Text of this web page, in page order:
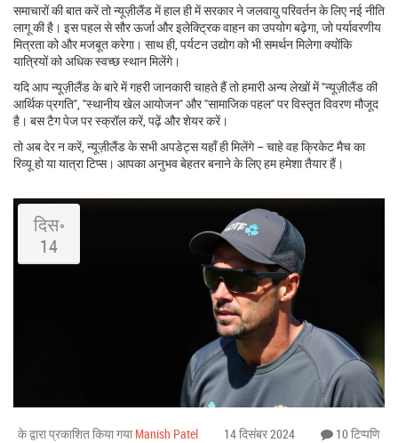
समाचारों की बात करें तो न्यूज़ीलैंड में हाल ही में सरकार ने जलवायु परिवर्तन के लिए नई नीति
लागू की है। इस पहल से सौर ऊर्जा और इलेक्ट्रिक वाहन का उपयोग बढ़ेगा, जो पर्यावरणीय
मित्रता को और मजबूत करेगा। साथ ही, पर्यटन उद्योग को भी समर्थन मिलेगा क्योंकि
यात्रियों को अधिक स्वच्छ स्थान मिलेंगे।
यदि आप न्यूज़ीलैंड के बारे में गहरी जानकारी चाहते हैं तो हमारी अन्य लेखों में "न्यूज़ीलैंड की
आर्थिक प्रगति", "स्थानीय खेल आयोजन" और "सामाजिक पहल" पर विस्तृत विवरण मौजूद
है। बस टैग पेज पर स्क्रॉल करें, पढ़ें और शेयर करें।
तो अब देर न करें, न्यूज़ीलैंड के सभी अपडेट्स यहाँ ही मिलेंगे – चाहे वह क्रिकेट मैच का
रिव्यू हो या यात्रा टिप्स। आपका अनुभव बेहतर बनाने के लिए हम हमेशा तैयार हैं।
दिस॰
14
के द्वारा प्रकाशित किया गया Manish Patel 14 दिसंबर 2024 10 टिप्पणि